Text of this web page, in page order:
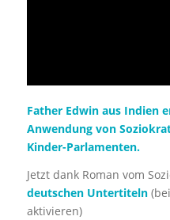
Father Edwin aus Indien
Anwendung von
Kinder-Parlamenten.
Jetzt dank Roman vom
deutschen Untertiteln
aktivieren)